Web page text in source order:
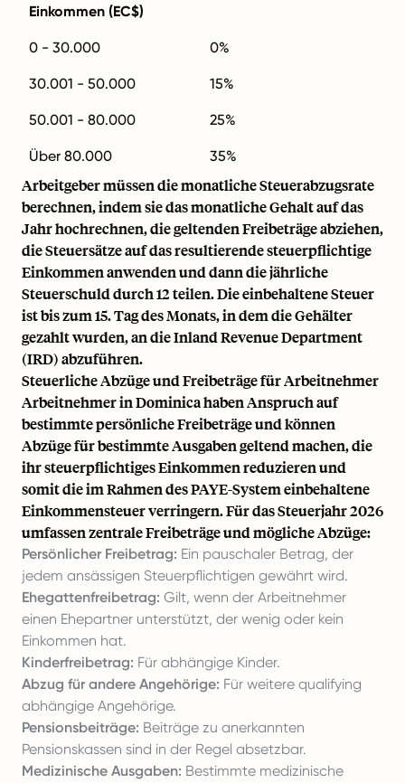
Einkommen (EC$)
0 - 30.000 0%
30.001 - 50.000 15%
50.001 - 80.000 25%
Über 80.000 35%
Arbeitgeber müssen die monatliche Steuerabzugsrate
berechnen, indem sie das monatliche Gehalt auf das
Jahr hochrechnen, die geltenden Freibeträge abziehen,
die Steuersätze auf das resultierende steuerpflichtige
Einkommen anwenden und dann die jährliche
Steuerschuld durch 12 teilen. Die einbehaltene Steuer
ist bis zum 15. Tag des Monats, in dem die Gehälter
gezahlt wurden, an die Inland Revenue Department
(IRD) abzuführen.
Steuerliche Abzüge und Freibeträge für Arbeitnehmer
Arbeitnehmer in Dominica haben Anspruch auf
bestimmte persönliche Freibeträge und können
Abzüge für bestimmte Ausgaben geltend machen, die
ihr steuerpflichtiges Einkommen reduzieren und
somit die im Rahmen des PAYE-System einbehaltene
Einkommensteuer verringern. Für das Steuerjahr 2026
umfassen zentrale Freibeträge und mögliche Abzüge:
Persönlicher Freibetrag: Ein pauschaler Betrag, der
jedem ansässigen Steuerpflichtigen gewährt wird.
Ehegattenfreibetrag: Gilt, wenn der Arbeitnehmer
einen Ehepartner unterstützt, der wenig oder kein
Einkommen hat.
Kinderfreibetrag: Für abhängige Kinder.
Abzug für andere Angehörige: Für weitere qualifying
abhängige Angehörige.
Pensionsbeiträge: Beiträge zu anerkannten
Pensionskassen sind in der Regel absetzbar.
Medizinische Ausgaben: Bestimmte medizinische